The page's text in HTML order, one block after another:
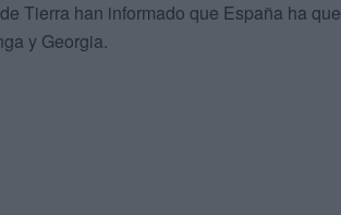
Tierra han informado que España ha
y Georgia.